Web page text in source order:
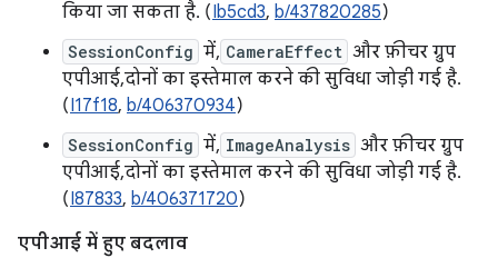
किया जा सकता है. (Ib5cd3, b/437820285)
SessionConfig में, CameraEffect और फ़ीचर ग्रुप
एपीआई, दोनों का इस्तेमाल करने की सुविधा जोड़ी गई है.
(I17f18, b/406370934)
SessionConfig में, ImageAnalysis और फ़ीचर ग्रुप
एपीआई, दोनों का इस्तेमाल करने की सुविधा जोड़ी गई है.
(I87833, b/406371720)
एपीआई में हुए बदलाव